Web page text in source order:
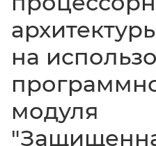
на
модуля